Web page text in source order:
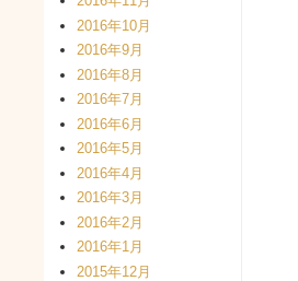
2016年10月
2016年9月
2016年8月
2016年7月
2016年6月
2016年5月
2016年4月
2016年3月
2016年2月
2016年1月
2015年12月